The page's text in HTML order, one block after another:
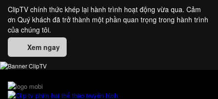
ClipTV chính thức khép lại hành trình hoạt động vừa qua. Cảm
ơn Quý khách đã trở thành một phần quan trọng trong hành trình
của chúng tôi.
Xem ngay